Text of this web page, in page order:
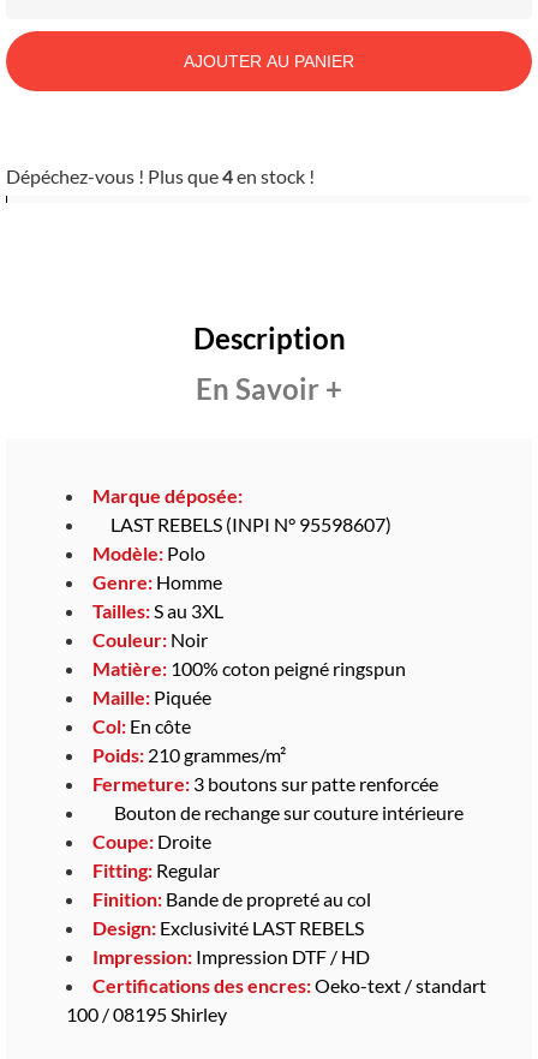
AJOUTER AU PANIER
Dépéchez-vous ! Plus que4en stock !
Description
En Savoir +
Marque déposée:
LAST REBELS (INPI N° 95598607)
Modèle: Polo
Genre: Homme
Tailles: S au 3XL
Couleur: Noir
Matière: 100% coton peigné ringspun
Maille: Piquée
Col: En côte
Poids: 210 grammes/m²
Fermeture: 3 boutons sur patte renforcée
Bouton de rechange sur couture intérieure
Coupe: Droite
Fitting: Regular
Finition: Bande de propreté au col
Design: Exclusivité LAST REBELS
Impression: Impression DTF / HD
Certifications des encres:Oeko-text / standart
100 / 08195 Shirley